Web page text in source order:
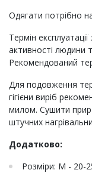
Одягати потрібно
Термін
активності людини
Рекомендований
Для подовження
гігієни виріб
милом. Сушити
штучних
Додатково:
Розміри: M - 20-